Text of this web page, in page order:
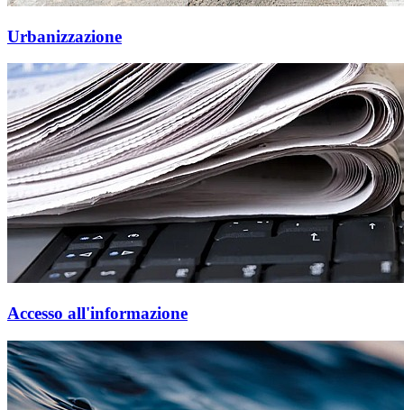
Urbanizzazione
Accesso all'informazione